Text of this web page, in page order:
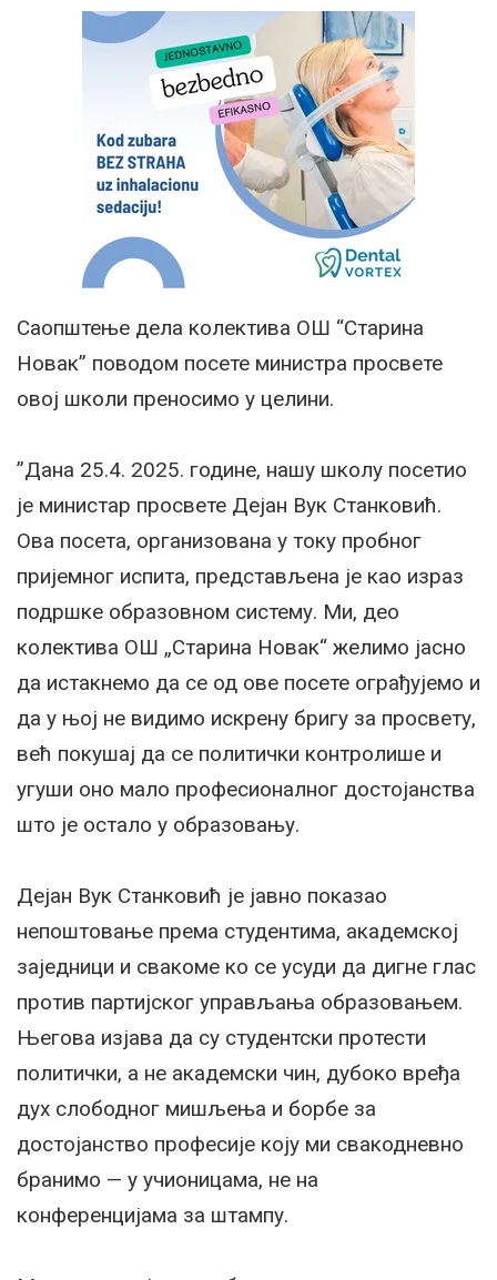
Саопштење дела колектива ОШ “Старина
Новак” поводом посете министра просвете
овој школи преносимо у целини.
”Дана 25.4. 2025. године, нашу школу посетио
је министар просвете Дејан Вук Станковић.
Ова посета, организована у току пробног
пријемног испита, представљена је као израз
подршке образовном систему. Ми, део
колектива ОШ „Старина Новак“ желимо јасно
да истакнемо да се од ове посете ограђујемо и
да у њој не видимо искрену бригу за просвету,
већ покушај да се политички контролише и
угуши оно мало професионалног достојанства
што је остало у образовању.
Дејан Вук Станковић је јавно показао
непоштовање према студентима, академској
заједници и свакоме ко се усуди да дигне глас
против партијског управљања образовањем.
Његова изјава да су студентски протести
политички, а не академски чин, дубоко вређа
дух слободног мишљења и борбе за
достојанство професије коју ми свакодневно
бранимо — у учионицама, не на
конференцијама за штампу.